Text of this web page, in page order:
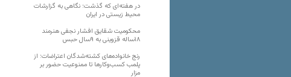
در هفته‌ای که گذشت؛ نگاهی به گزارشات
محیط زیستی در ایران
محکومیت شقایق افشار نجفی هنرمند
۱۸ساله قزوینی به ۹سال حبس
رنج خانواده‌های کشته‌شدگان اعتراضات؛ از
پلمب کسب‌وکارها تا ممنوعیت حضور بر
مزار